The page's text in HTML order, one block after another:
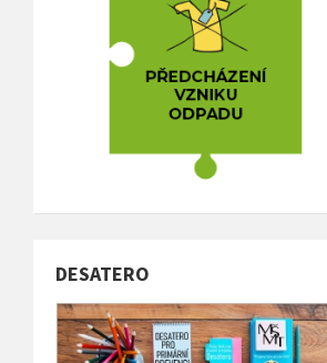
DESATERO